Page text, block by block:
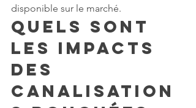
disponible sur le marché.
Quels sont
les impacts
des
canalisation